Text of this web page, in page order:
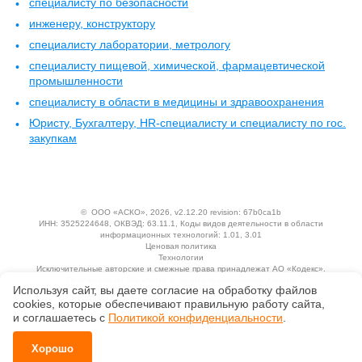
инженеру, конструктору
специалисту лаборатории, метрологу
специалисту пищевой, химической, фармацевтической
промышленности
специалисту в области в медицины и здравоохранения
Юристу, Бухгалтеру, HR-специалисту и специалисту по гос.
закупкам
© ООО «АСКО» , 2026, v2.12.20 revision: 67b0ca1b
ИНН: 3525224648, ОКВЭД: 63.11.1, Коды видов деятельности в области
информационных технологий: 1.01, 3.01
Ценовая политика
Технологии
Исключительные авторские и смежные права принадлежат АО «Кодекс».
Используя сайт, вы даете согласие на обработку файлов
сооkiеs, которые обеспечивают правильную работу сайта,
и соглашаетесь с Политикой конфиденциальности.
Хорошо